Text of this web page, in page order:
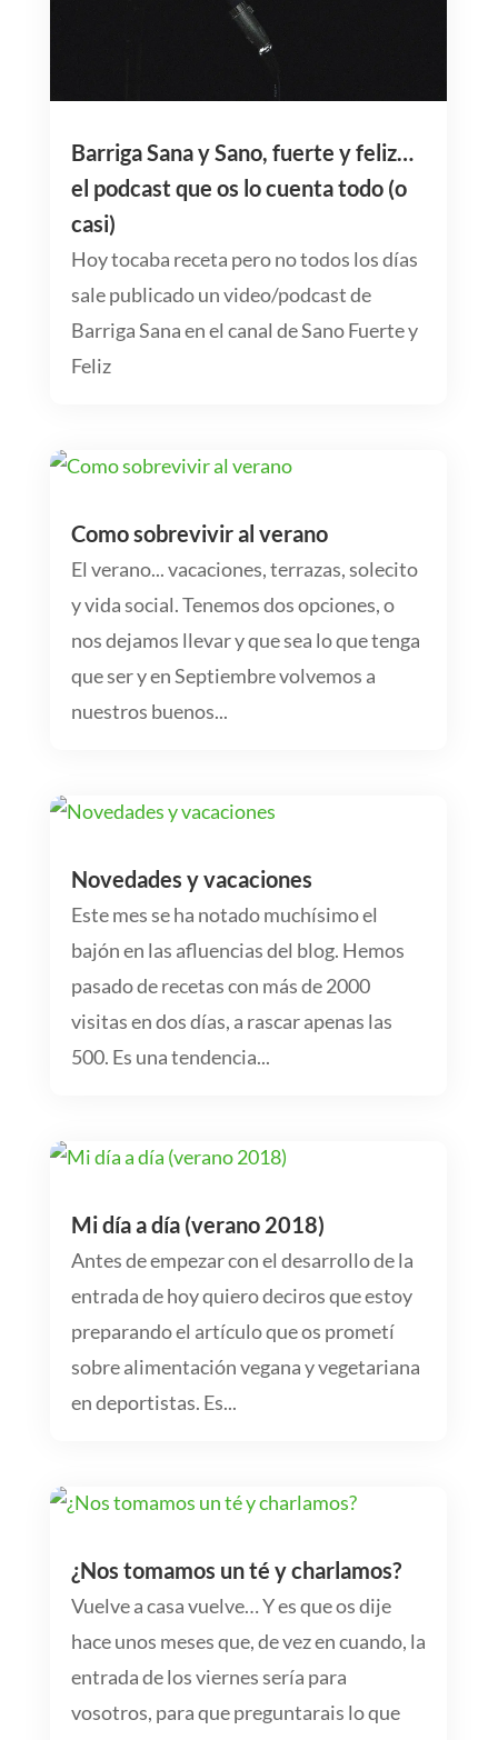
Barriga Sana y Sano, fuerte y feliz…
el podcast que os lo cuenta todo (o
casi)
Hoy tocaba receta pero no todos los días
sale publicado un video/podcast de
Barriga Sana en el canal de Sano Fuerte y
Feliz
Como sobrevivir al verano
El verano... vacaciones, terrazas, solecito
y vida social. Tenemos dos opciones, o
nos dejamos llevar y que sea lo que tenga
que ser y en Septiembre volvemos a
nuestros buenos...
Novedades y vacaciones
Este mes se ha notado muchísimo el
bajón en las afluencias del blog. Hemos
pasado de recetas con más de 2000
visitas en dos días, a rascar apenas las
500. Es una tendencia...
Mi día a día (verano 2018)
Antes de empezar con el desarrollo de la
entrada de hoy quiero deciros que estoy
preparando el artículo que os prometí
sobre alimentación vegana y vegetariana
en deportistas. Es...
¿Nos tomamos un té y charlamos?
Vuelve a casa vuelve… Y es que os dije
hace unos meses que, de vez en cuando, la
entrada de los viernes sería para
vosotros, para que preguntarais lo que